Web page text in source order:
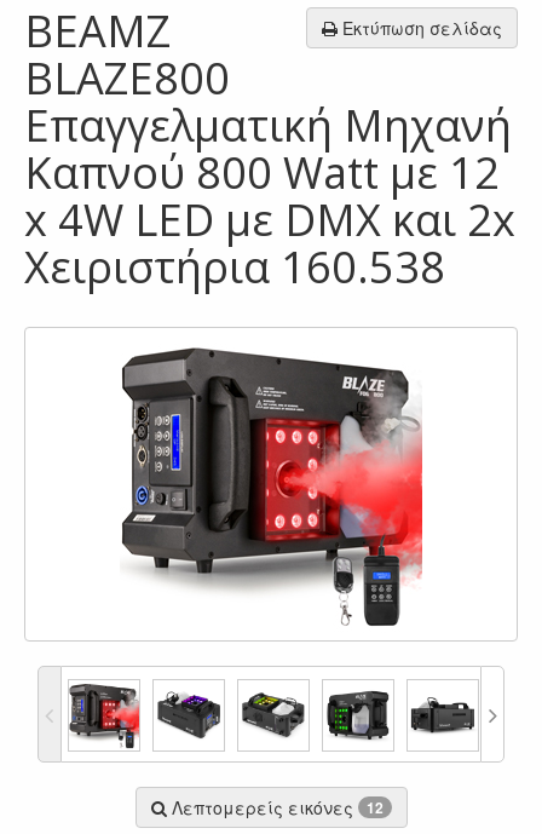
Εκτύπωση σελίδας
BEAMZ
BLAZE800
Επαγγελματική Μηχανή
Καπνού 800 Watt με 12
x 4W LED με DMX και 2x
Χειριστήρια 160.538
Λεπτομερείς εικόνες 12